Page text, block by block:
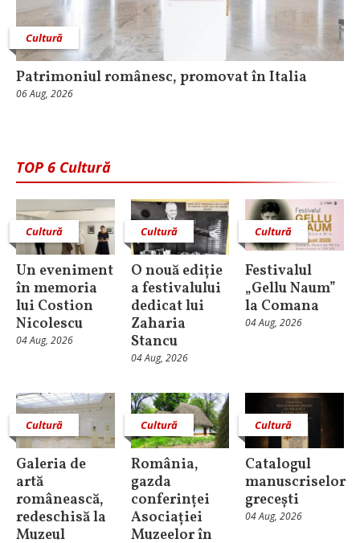
Cultură
Patrimoniul românesc, promovat în Italia
06 Aug, 2026
TOP 6 Cultură
Cultură
Un eveniment
în memoria
lui Costion
Nicolescu
04 Aug, 2026
Cultură
O nouă ediție
a festivalului
dedicat lui
Zaharia
Stancu
04 Aug, 2026
Cultură
Festivalul
„Gellu Naum”
la Comana
04 Aug, 2026
Cultură
Galeria de
artă
românească,
redeschisă la
Muzeul
Cultură
România,
gazda
conferinței
Asociației
Muzeelor în
Cultură
Catalogul
manuscriselor
grecești
04 Aug, 2026